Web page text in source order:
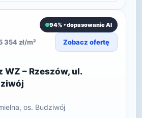
94% • dopasowanie AI
354 zł/m² Zobacz ofertę
WZ – Rzeszów, ul.
os. Budziwój